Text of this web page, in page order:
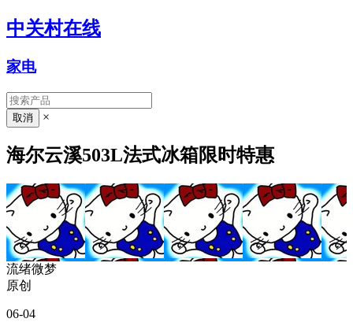
中关村在线
家电
×
海尔云溪503L法式冰箱限时特惠
流绪微梦
原创
06-04